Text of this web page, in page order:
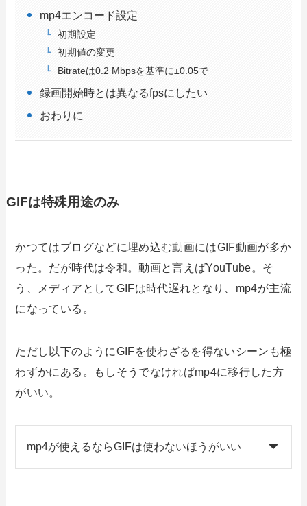
mp4エンコード設定
初期設定
初期値の変更
Bitrateは0.2 Mbpsを基準に±0.05で
録画開始時とは異なるfpsにしたい
おわりに
GIFは特殊用途のみ
かつてはブログなどに埋め込む動画にはGIF動画が多か
った。だが時代は令和。動画と言えばYouTube。そ
う、メディアとしてGIFは時代遅れとなり、mp4が主流
になっている。
ただし以下のようにGIFを使わざるを得ないシーンも極
わずかにある。もしそうでなければmp4に移行した方
がいい。
mp4が使えるならGIFは使わないほうがいい